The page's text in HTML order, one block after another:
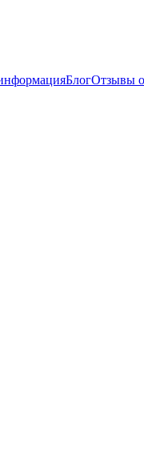
БлогОтзывы